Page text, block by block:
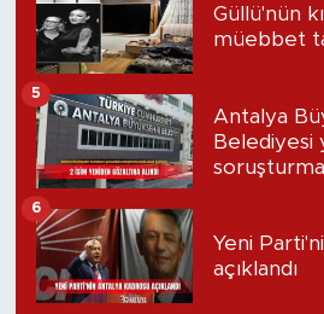
Güllü'nün
müebbet
Antalya
Belediyesi
5
Yeni
açıklandı
6